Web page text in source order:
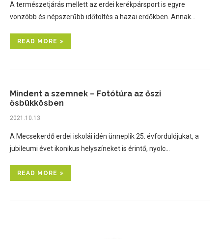
A természetjárás mellett az erdei kerékpársport is egyre
vonzóbb és népszerűbb időtöltés a hazai erdőkben. Annak…
READ MORE
Mindent a szemnek – Fotótúra az őszi
ősbükkösben
2021.10.13.
A Mecsekerdő erdei iskolái idén ünneplik 25. évfordulójukat, a
jubileumi évet ikonikus helyszíneket is érintő, nyolc…
READ MORE